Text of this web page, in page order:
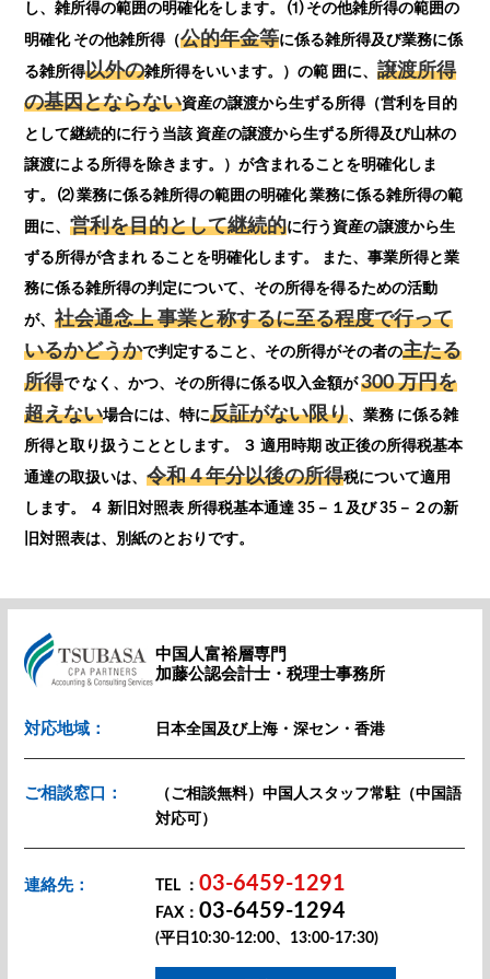
し、雑所得の範囲の明確化をします。 ⑴ その他雑所得の範囲の
明確化 その他雑所得（公的年金等に係る雑所得及び業務に係
る雑所得以外の雑所得をいいます。）の範 囲に、譲渡所得
の基因とならない資産の譲渡から生ずる所得（営利を目的
として継続的に行う当該 資産の譲渡から生ずる所得及び山林の
譲渡による所得を除きます。）が含まれることを明確化しま
す。 ⑵ 業務に係る雑所得の範囲の明確化 業務に係る雑所得の範
囲に、営利を目的として継続的に行う資産の譲渡から生
ずる所得が含まれ ることを明確化します。 また、事業所得と業
務に係る雑所得の判定について、その所得を得るための活動
が、社会通念上 事業と称するに至る程度で行って
いるかどうかで判定すること、その所得がその者の主たる
所得で なく、かつ、その所得に係る収入金額が300 万円を
超えない場合には、特に反証がない限り、業務 に係る雑
所得と取り扱うこととします。 ３ 適用時期 改正後の所得税基本
通達の取扱いは、令和４年分以後の所得税について適用
します。 ４ 新旧対照表 所得税基本通達 35－１及び 35－２の新
旧対照表は、別紙のとおりです。
中国人富裕層専門
加藤公認会計士・税理士事務所
対応地域： 日本全国及び上海・深セン・香港
ご相談窓口：
（ご相談無料）中国人スタッフ常駐（中国語
対応可）
連絡先： TEL ：03-6459-1291
FAX：03-6459-1294
(平日10:30-12:00、13:00-17:30)